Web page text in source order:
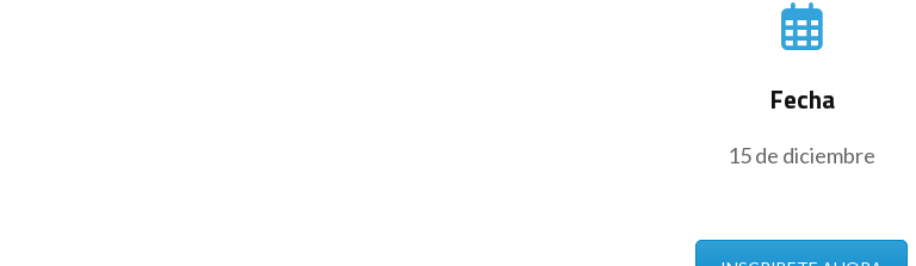
Fecha
15 de diciembre